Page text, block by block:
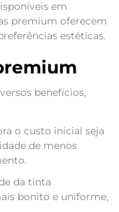
em
premium oferecem
estéticas.
benefícios,
o custo inicial seja
de menos
da tinta
bonito e uniforme,